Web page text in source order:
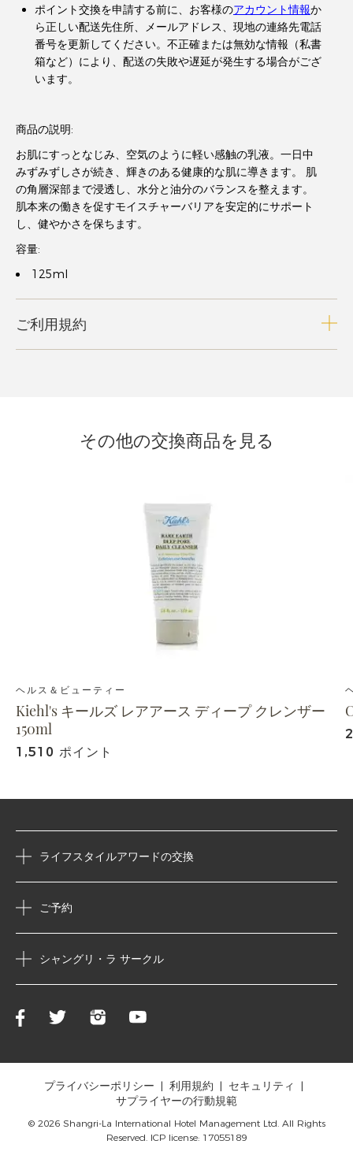
ポイント交換を申請する前に、お客様のアカウント情報か
ら正しい配送先住所、メールアドレス、現地の連絡先電話
番号を更新してください。不正確または無効な情報（私書
箱など）により、配送の失敗や遅延が発生する場合がござ
います。
商品の説明:
お肌にすっとなじみ、空気のように軽い感触の乳液。一日中
みずみずしさが続き、輝きのある健康的な肌に導きます。 肌
の角層深部まで浸透し、水分と油分のバランスを整えます。
肌本来の働きを促すモイスチャーバリアを安定的にサポート
し、健やかさを保ちます。
容量:
125ml
ご利用規約
その他の交換商品を見る
ヘルス＆ビューティー
Kiehl's キールズ レアアース ディープ クレンザー
150ml
1,510 ポイント
ライフスタイルアワードの交換
ご予約
シャングリ・ラ サークル
プライバシーポリシー 利用規約
セキュリティ
サプライヤーの行動規範
© 2026 Shangri-La International Hotel Management Ltd. All Rights
Reserved. ICP license: 17055189